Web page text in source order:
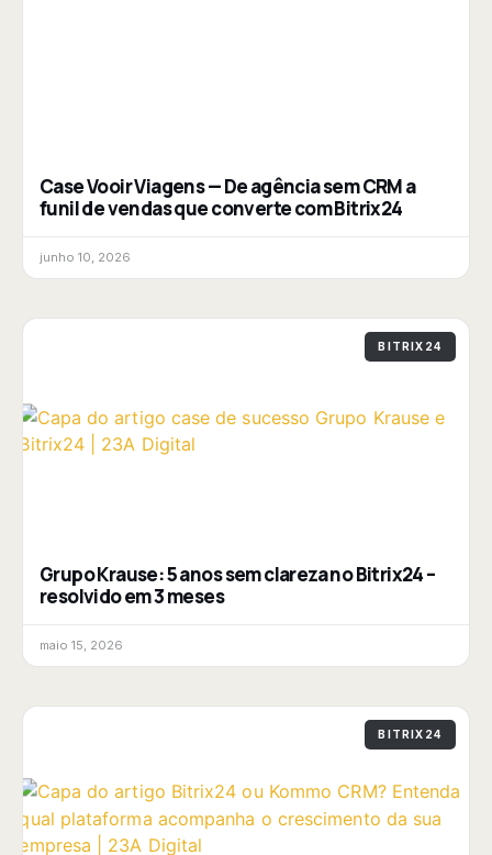
Case Vooir Viagens — De agência sem CRM a
funil de vendas que converte com Bitrix24
junho 10, 2026
BITRIX24
Grupo Krause: 5 anos sem clareza no Bitrix24 –
resolvido em 3 meses
maio 15, 2026
BITRIX24